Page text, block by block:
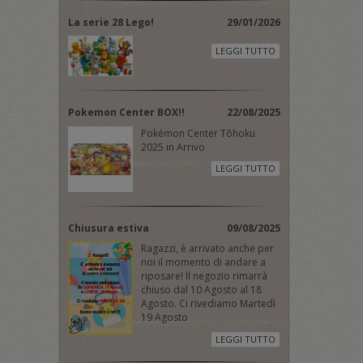
La serie 28 Lego! 29/01/2026
LEGGI TUTTO
Pokemon Center BOX!!
22/08/2025
Pokémon Center Tōhoku
2025 in Arrivo
LEGGI TUTTO
Chiusura estiva
09/08/2025
Ragazzi, è arrivato anche per
noi il momento di andare a
riposare! Il negozio rimarrà
chiuso dal 10 Agosto al 18
Agosto. Ci rivediamo Martedì
19 Agosto
LEGGI TUTTO